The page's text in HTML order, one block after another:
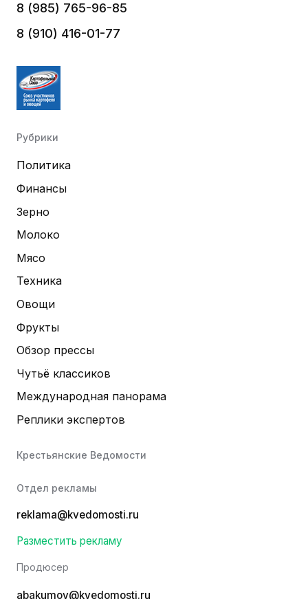
8 (985) 765-96-85
8 (910) 416-01-77
Рубрики
Политика
Финансы
Зерно
Молоко
Мясо
Техника
Овощи
Фрукты
Обзор прессы
Чутьё классиков
Международная панорама
Реплики экспертов
Крестьянские Ведомости
Отдел рекламы
reklama@kvedomosti.ru
Разместить рекламу
Продюсер
abakumov@kvedomosti.ru